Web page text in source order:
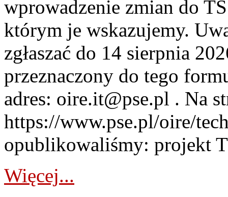
wprowadzenie zmian do
którym je wskazujemy.
zgłaszać do 14 sierpnia
przeznaczony do tego
adres: oire.it@pse.pl . Na
https://www.pse.pl/oire/
opublikowaliśmy: projekt
Więcej...